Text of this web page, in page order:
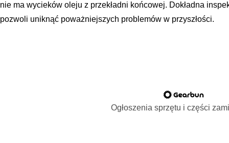
nie ma wycieków oleju z przekładni końcowej. Dokładna
pozwoli uniknąć poważniejszych problemów w przyszłości.
Ogłoszenia sprzętu i części